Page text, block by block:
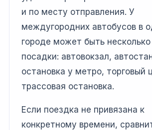
и по месту отправления. У
междугородних автобусов в
городе может быть несколько
посадки: автовокзал,
остановка у метро, торговый
трассовая остановка.
Если поездка не привязана к
конкретному времени,